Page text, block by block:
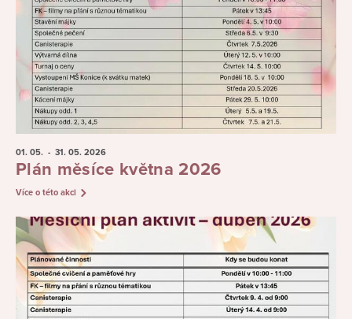
01. 05. - 31. 05. 2026
Plán měsíce května 2026
Více o této akci